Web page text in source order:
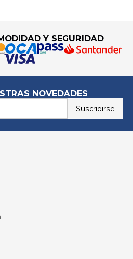
Y SEGURIDAD
NOVEDADES
Suscribirse